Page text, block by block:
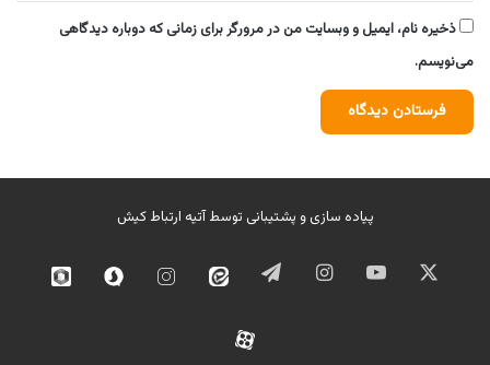
ذخیره نام، ایمیل و وبسایت من در مرورگر برای زمانی که دوباره دیدگاهی
می‌نویسم.
پیاده سازی و پشتیبانی توسطآتیه ارتباط کیش
ایکس یوتیوب اینستاگرامتلگرام ایتا
اینستاگرامسروش